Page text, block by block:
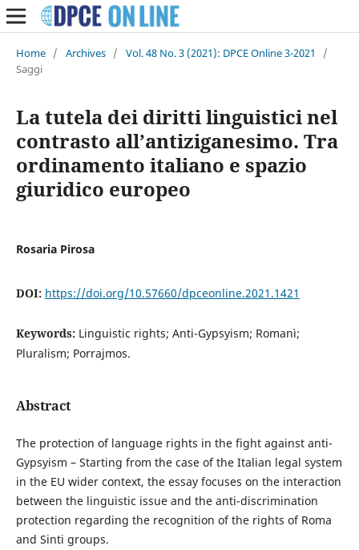
Home / Archives / Vol. 48 No. 3 (2021): DPCE Online 3-2021
/
Saggi
La tutela dei diritti linguistici nel
contrasto all’antiziganesimo. Tra
ordinamento italiano e spazio
giuridico europeo
Rosaria Pirosa
DOI: https://doi.org/10.57660/dpceonline.2021.1421
Keywords: Linguistic rights; Anti-Gypsyism; Romanì;
Pluralism; Porrajmos.
Abstract
The protection of language rights in the fight against anti-
Gypsyism – Starting from the case of the Italian legal system
in the EU wider context, the essay focuses on the interaction
between the linguistic issue and the anti-discrimination
protection regarding the recognition of the rights of Roma
and Sinti groups.